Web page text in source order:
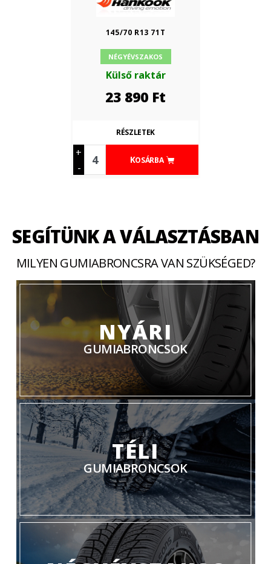
145/70 R13 71T
NÉGYÉVSZAKOS
Külső raktár
23 890 Ft
+
-
KOSÁRBA
RÉSZLETEK
SEGÍTÜNK A VÁLASZTÁSBAN
MILYEN GUMIABRONCSRA VAN SZÜKSÉGED?
NYÁRI
GUMIABRONCSOK
TÉLI
GUMIABRONCSOK